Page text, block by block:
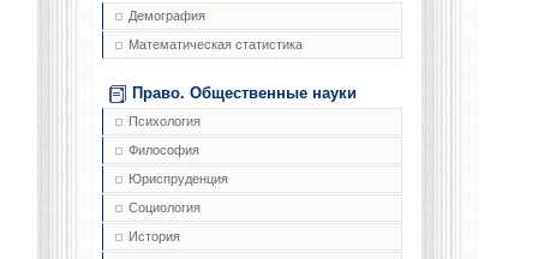
Демография
Математическая статистика
Право. Общественные науки
Психология
Философия
Юриспруденция
Социология
История